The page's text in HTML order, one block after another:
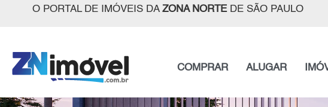
O PORTAL DE IMÓVEIS DA ZONA NORTEDE SÃO PAULO
COMPRAR ALUGAR